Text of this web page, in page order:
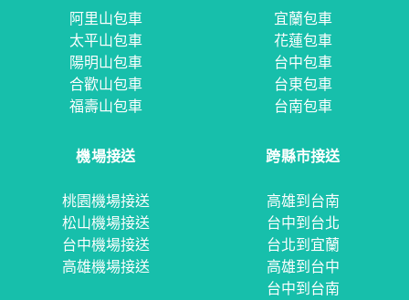
阿里山包車
太平山包車
陽明山包車
合歡山包車
福壽山包車
宜蘭包車
花蓮包車
台中包車
台東包車
台南包車
機場接送
桃園機場接送
松山機場接送
台中機場接送
高雄機場接送
跨縣市接送
高雄到台南
台中到台北
台北到宜蘭
高雄到台中
台中到台南